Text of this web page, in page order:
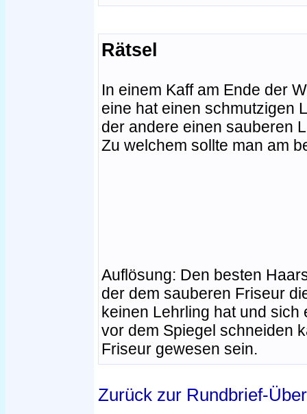
Rätsel
In einem Kaff am Ende der
eine hat einen schmutzigen
der andere einen sauberen
Zu welchem sollte man am
Auflösung: Den besten
der dem sauberen Friseur
keinen Lehrling hat und
vor dem Spiegel schneiden
Friseur gewesen sein.
Zurück zur Rundbrief-